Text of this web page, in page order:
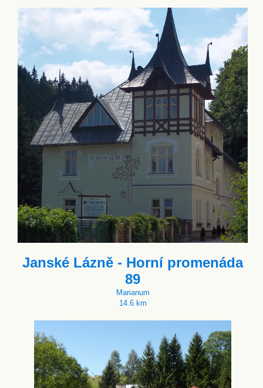
Janské Lázně - Horní promenáda
89
Marianum
14.6 km